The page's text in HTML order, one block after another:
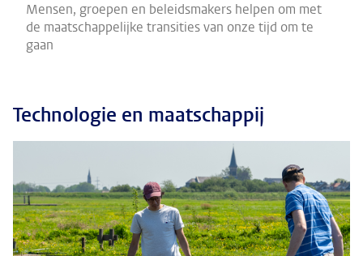
Mensen, groepen en beleidsmakers helpen om met
de maatschappelijke transities van onze tijd om te
gaan
Technologie en maatschappij